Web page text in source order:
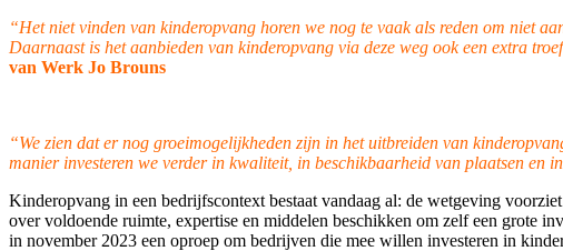
“Het niet vinden van kinderopvang horen we nog te vaak als reden om niet
Daarnaast is het aanbieden van kinderopvang via deze weg ook een extra
van Werk Jo Brouns
“We zien dat er nog groeimogelijkheden zijn in het uitbreiden van
manier investeren we verder in kwaliteit, in beschikbaarheid van plaatsen en
Kinderopvang in een bedrijfscontext bestaat vandaag al: de wetgeving
over voldoende ruimte, expertise en middelen beschikken om zelf een grote
in november 2023 een oproep om bedrijven die mee willen investeren in